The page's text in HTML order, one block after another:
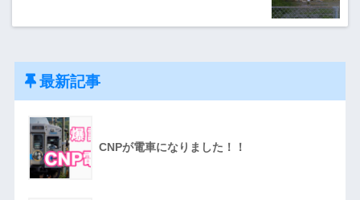
最新記事
CNPが電車になりました！！